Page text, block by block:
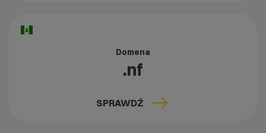
Domena
.nf
SPRAWDŹ